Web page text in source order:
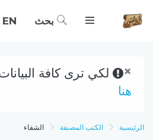
بحث EN
× لكي ترى كافة
هنا
الرئيسية الكتب المصنفة الشفاء